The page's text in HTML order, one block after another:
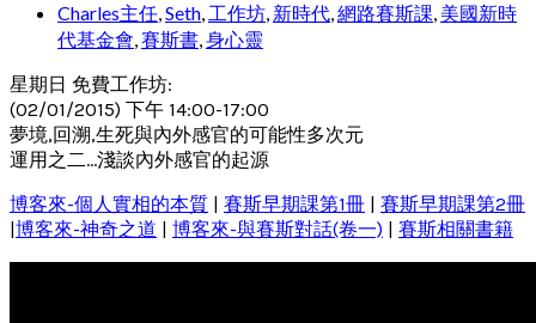
Charles主任,Seth, 工作坊, 新時代,網路賽斯課, 美國新時
代基金會,賽斯書,身心靈
星期日 免費工作坊:
(02/01/2015) 下午 14:00-17:00
夢境,回溯,生死與內外感官的可能性多次元
運用之二…淺談內外感官的起源
博客來-個人實相的本質
賽斯早期課第1冊
賽斯早期課第2冊
博客來-神奇之道 博客來-與賽斯對話(卷一) 賽斯相關書籍